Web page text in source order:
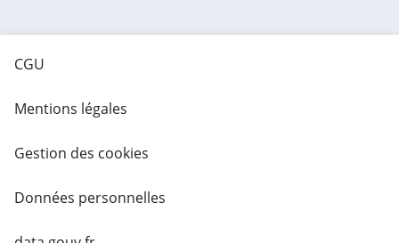
CGU
Mentions légales
Gestion des cookies
Données personnelles